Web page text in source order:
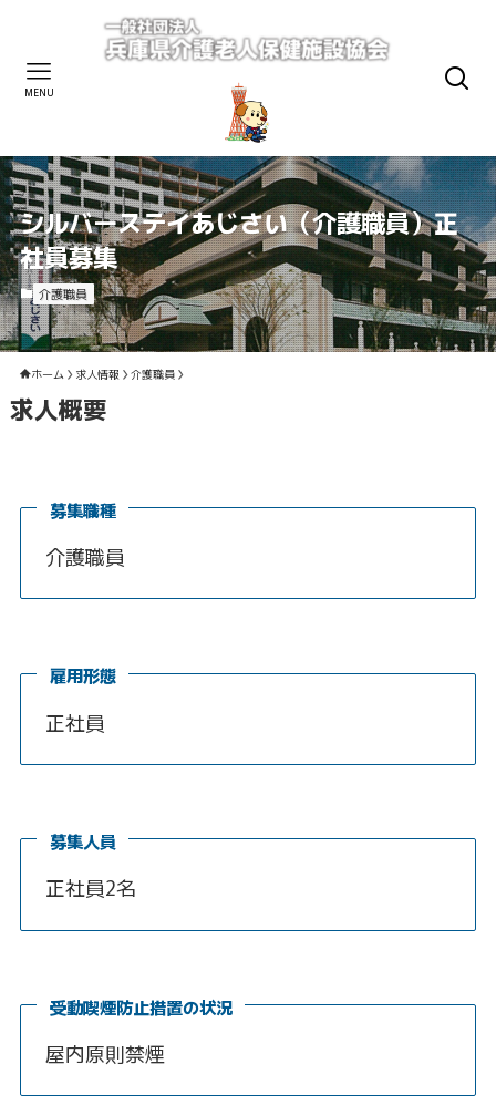
MENU
シルバーステイあじさい（介護職員）正
社員募集
介護職員
ホーム 求人情報 介護職員
求人概要
募集職種
介護職員
雇用形態
正社員
募集人員
正社員2名
受動喫煙防止措置の状況
屋内原則禁煙